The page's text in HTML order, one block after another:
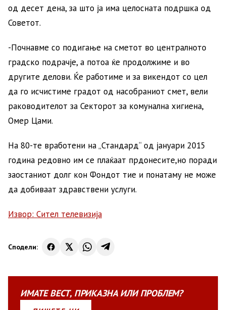
од десет дена, за што ја има целосната подршка од
Советот.
-Почнавме со подигање на сметот во централното
градско подрачје, а потоа ќе продолжиме и во
другите делови. Ќе работиме и за викендот со цел
да го исчистиме градот од насобраниот смет, вели
раководителот за Секторот за комунална хигиена,
Омер Цами.
На 80-те вработени на „Стандард“ од јануари 2015
година редовно им се плаќаат прдонесите,но поради
заостаниот долг кон Фондот тие и понатаму не може
да добиваат здравствени услуги.
Извор: Сител телевизија
Сподели:
ИМАТЕВЕСТ, ПРИКАЗНАИЛИПРОБЛЕМ?